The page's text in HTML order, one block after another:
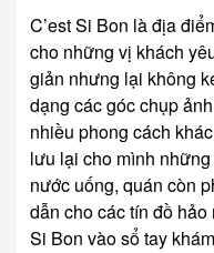
C’est Si Bon là địa
cho những vị khách
giản nhưng lại không
dạng các góc chụp
nhiều phong cách
lưu lại cho mình
nước uống, quán còn
dẫn cho các tín đồ
Si Bon vào sổ tay